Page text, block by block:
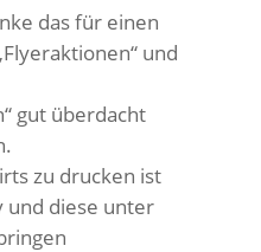
das für einen
und
gut überdacht
zu drucken ist
und diese unter